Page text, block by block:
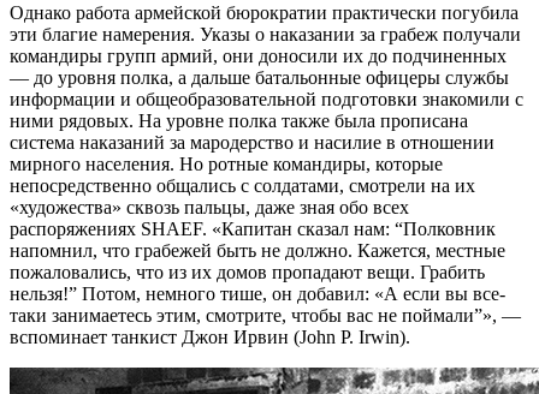
Однако работа армейской бюрократии практически погубила
эти благие намерения. Указы о наказании за грабеж получали
командиры групп армий, они доносили их до подчиненных
— до уровня полка, а дальше батальонные офицеры службы
информации и общеобразовательной подготовки знакомили с
ними рядовых. На уровне полка также была прописана
система наказаний за мародерство и насилие в отношении
мирного населения. Но ротные командиры, которые
непосредственно общались с солдатами, смотрели на их
«художества» сквозь пальцы, даже зная обо всех
распоряжениях SHAEF. «Капитан сказал нам: “Полковник
напомнил, что грабежей быть не должно. Кажется, местные
пожаловались, что из их домов пропадают вещи. Грабить
нельзя!” Потом, немного тише, он добавил: «А если вы все-
таки занимаетесь этим, смотрите, чтобы вас не поймали”», —
вспоминает танкист Джон Ирвин (John P. Irwin).